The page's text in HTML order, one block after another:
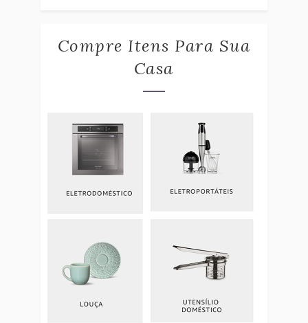
Compre Itens Para Sua
Casa